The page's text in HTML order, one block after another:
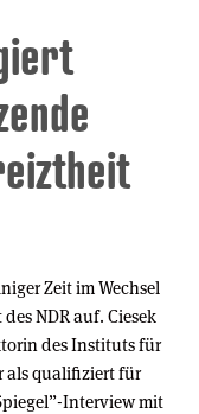
Zeit im Wechsel
NDR auf. Ciesek
des Instituts für
als qualifiziert für
Interview mit